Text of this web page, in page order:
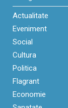
Actualitate
Eveniment
Social
Cultura
Politica
Flagrant
Economie